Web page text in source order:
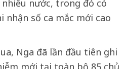
nước, trong đó có
nhận số ca mắc mới cao
Nga đã lần đầu tiên ghi
mới tại toàn bộ 85 chủ